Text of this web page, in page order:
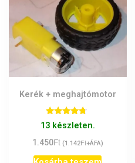
Kerék + meghajtómotor
Értékelés:
4.50
13 készleten.
1.450Ft (1.142Ft+ÁFA)